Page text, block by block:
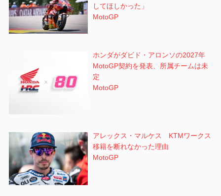
してほしかった」
MotoGP
ホンダがダビド・アロンソの2027年
MotoGP契約を発表、所属チームは未
定
MotoGP
アレックス・マルケス KTMワークス
移籍を断れなかった理由
MotoGP